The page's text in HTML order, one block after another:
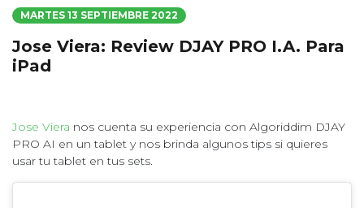
MARTES 13 SEPTIEMBRE 2022
Jose Viera: Review DJAY PRO I.A. Para
iPad
Jose Viera nos cuenta su experiencia con Algoriddim DJAY
PRO AI en un tablet y nos brinda algunos tips si quieres
usar tu tablet en tus sets.